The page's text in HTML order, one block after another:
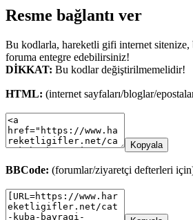
Resme bağlantı ver
Bu kodlarla, hareketli gifi internet sitenize,
foruma entegre edebilirsiniz!
DİKKAT: Bu kodlar değiştirilmemelidir!
HTML: (internet sayfaları/bloglar/
Kopyala
BBCode: (forumlar/ziyaretçi defterleri